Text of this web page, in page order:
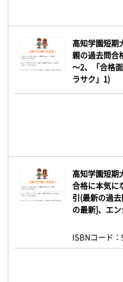
高知学園短期
親の過去問
～2、「合格
ラサク」1)
高知学園短期
合格に本気
引(最新の過
の最新]、エ
ISBNコード